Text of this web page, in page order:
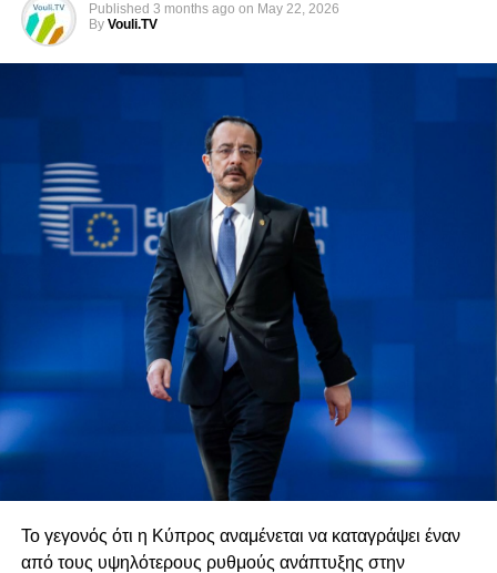
Published 3 months ago on May 22, 2026
By Vouli.TV
Το γεγονός ότι η Κύπρος αναμένεται να καταγράψει έναν
από τους υψηλότερους ρυθμούς ανάπτυξης στην